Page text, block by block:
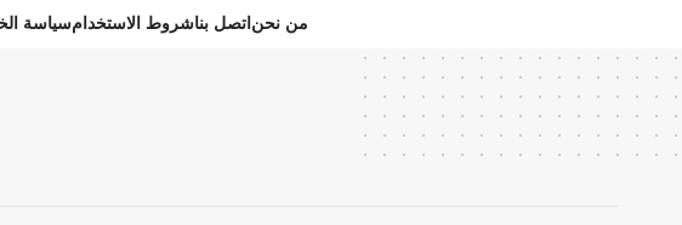
من نحن اتصل بناشروط الاستخدامسياسة